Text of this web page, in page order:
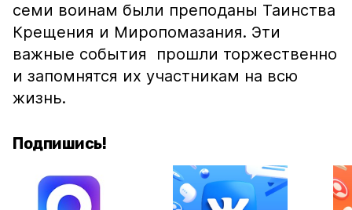
семи воинам были преподаны Таинства
Крещения и Миропомазания. Эти
важные события прошли торжественно
и запомнятся их участникам на всю
жизнь.
Подпишись!